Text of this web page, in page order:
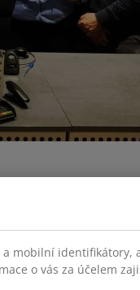
a mobilní
o vás za účelem